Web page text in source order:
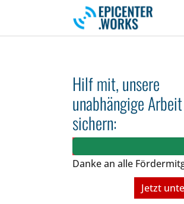
Skip to main navigation
Skip to main content
Skip to page footer
Hilf mit, unsere
unabhängige
sichern:
Danke an alle
Jetzt